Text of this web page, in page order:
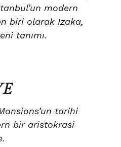
modern
biri olarak Izaka,
tanımı.
tarihi
bir aristokrasi